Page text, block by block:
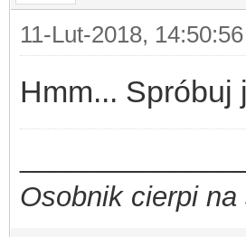
11-Lut-2018, 14:50:56
Hmm... Spróbuj
Osobnik cierpi